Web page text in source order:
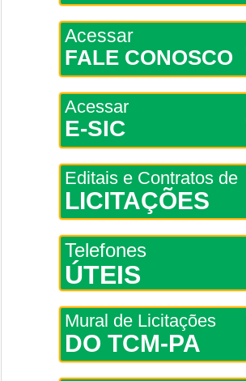
Acessar
FALE CONOSCO
Acessar
E-SIC
Editais e Contratos de
LICITAÇÕES
Telefones
ÚTEIS
Mural de Licitações
DO TCM-PA